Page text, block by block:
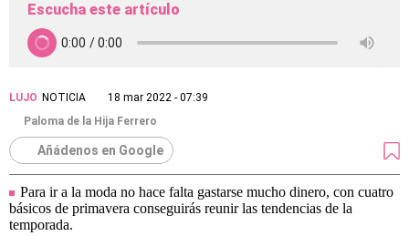
Escucha este artículo
LUJO NOTICIA
18 mar 2022 - 07:39
Paloma de la Hija Ferrero
Añádenos en Google
Para ir a la moda no hace falta gastarse mucho dinero, con cuatro
básicos de primavera conseguirás reunir las tendencias de la
temporada.